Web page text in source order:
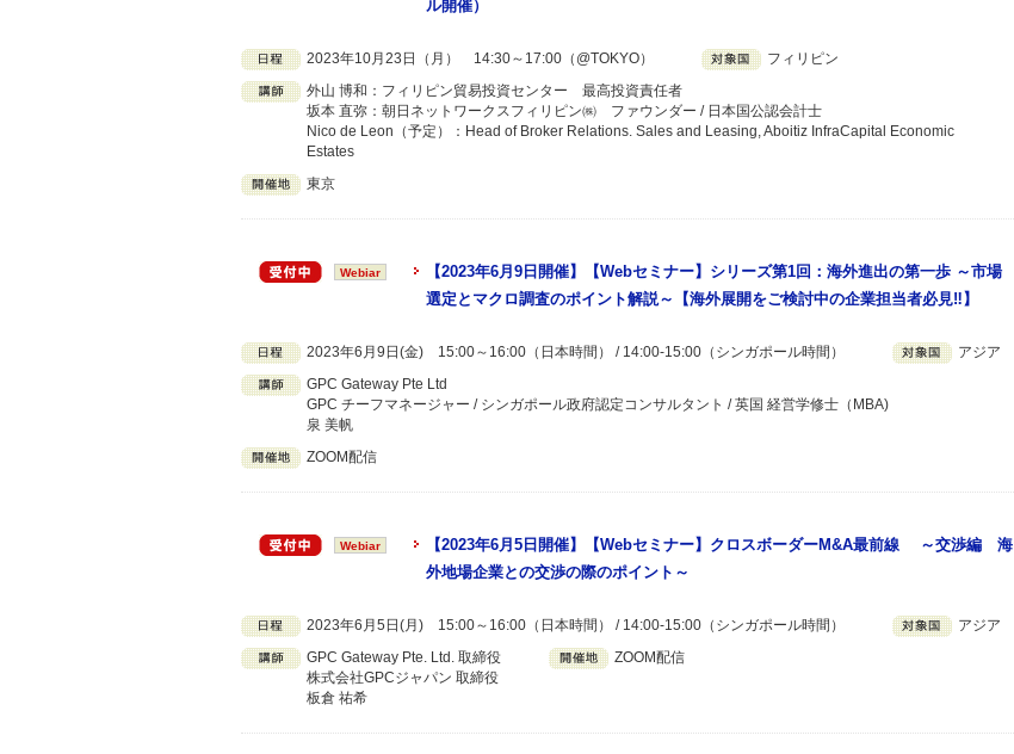
ル開催）
2023年10月23日（月） 14:30～17:00（@TOKYO） フィリピン
外山 博和：フィリピン貿易投資センター 最高投資責任者
坂本 直弥：朝日ネットワークスフィリピン㈱ ファウンダー / 日本国公認会計士
Nico de Leon（予定）：Head of Broker Relations. Sales and Leasing, Aboitiz InfraCapital Economic
Estates
東京
Webiar
【2023年6月9日開催】【Webセミナー】シリーズ第1回：海外進出の第一歩 ～市場
選定とマクロ調査のポイント解説～【海外展開をご検討中の企業担当者必見‼】
2023年6月9日(金) 15:00～16:00（日本時間） / 14:00-15:00（シンガポール時間） アジア
GPC Gateway Pte Ltd
GPC チーフマネージャー / シンガポール政府認定コンサルタント / 英国 経営学修士（MBA)
泉 美帆
ZOOM配信
Webiar
【2023年6月5日開催】【Webセミナー】クロスボーダーM&A最前線 ～交渉編 海
外地場企業との交渉の際のポイント～
2023年6月5日(月) 15:00～16:00（日本時間） / 14:00-15:00（シンガポール時間） アジア
GPC Gateway Pte. Ltd. 取締役
株式会社GPCジャパン 取締役
板倉 祐希
ZOOM配信